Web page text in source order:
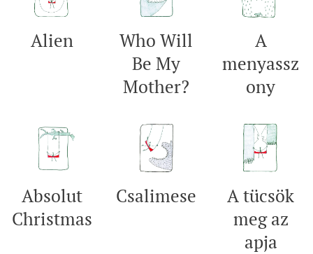
Alien
Who Will
Be My
Mother?
A
menyassz
ony
Absolut
Christmas
Csalimese
A tücsök
meg az
apja